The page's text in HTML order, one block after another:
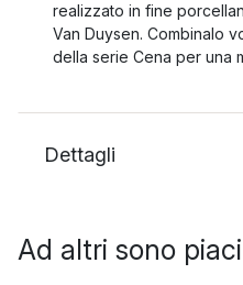
realizzato in fine
Van Duysen. Combinalo
della serie Cena per una
Dettagli
Ad altri sono